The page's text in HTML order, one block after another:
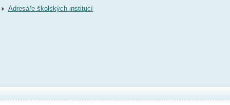
Adresáře školských institucí